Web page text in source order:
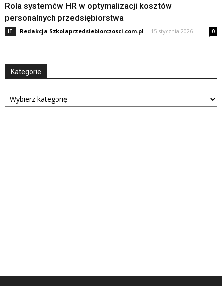
Rola systemów HR w optymalizacji kosztów
personalnych przedsiębiorstwa
IT Redakcja Szkolaprzedsiebiorczosci.com.pl - 15 stycznia 2026 0
Kategorie
Kategorie